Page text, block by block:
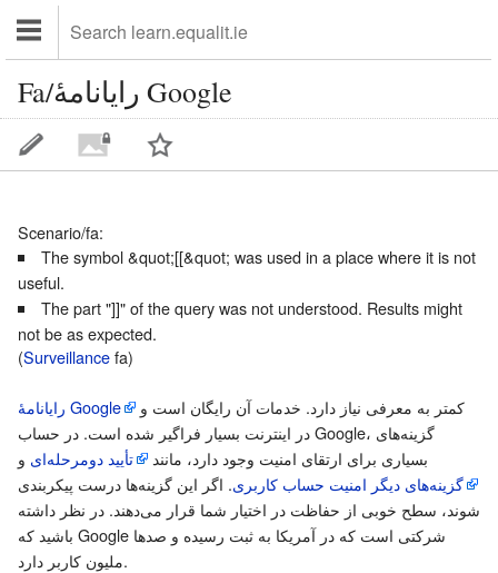
Fa/رایانامهٔ Google
Scenario/fa:
The symbol &quot;[[&quot; was used in a place where it is not
useful.
The part "]]" of the query was not understood. Results might
not be as expected.
(Surveillancefa)
رایانامهٔ Google
در اینترنت بسیار فراگیر شده است. در حساب Google، گزینه‌های
بسیاری برای ارتقای امنیت وجود دارد، مانند
تأیید دومرحله‌ای و
گزینه‌های دیگر امنیت حساب کاربری. اگر این گزینه‌ها درست پیکربندی
شوند، سطح خوبی از حفاظت در اختیار شما قرار می‌دهند. در نظر داشته
باشید که Google شرکتی است که در آمریکا به ثبت رسیده و صدها
ملیون کاربر دارد.